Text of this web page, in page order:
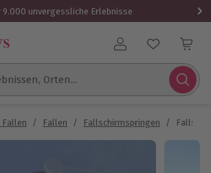
9.000 unvergessliche Erlebnisse
Benutzerkonto
Orten...
Fallen / Fallen / Fallschirmspringen /